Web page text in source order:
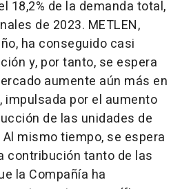
18,2% de la demanda total,
de 2023. METLEN,
ha conseguido casi
y, por tanto, se espera
aumente aún más en
impulsada por el aumento
de las unidades de
mismo tiempo, se espera
contribución tanto de las
la Compañía ha